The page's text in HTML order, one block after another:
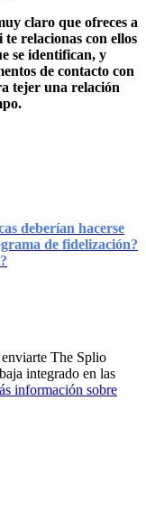
claro que ofreces a
relacionas con ellos
se identifican, y
de contacto con
tejer una relación
deberían hacerse
de fidelización?
The Splio
integrado en las
información sobre